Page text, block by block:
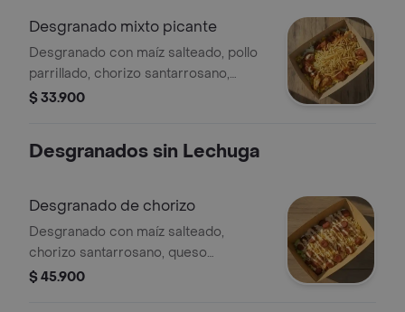
Desgranado mixto picante
Desgranado con maíz salteado, pollo
parrillado, chorizo santarrosano,
queso mozzarella, lechuga, papa ripio,
$ 33.900
Desgranados sin Lechuga
Desgranado de chorizo
Desgranado con maíz salteado,
chorizo santarrosano, queso
mozzarella, papa ripio y salsa de la
$ 45.900